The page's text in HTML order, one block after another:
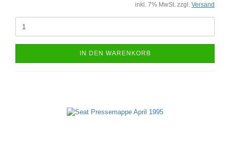
inkl. 7% MwSt. zzgl. Versand
IN DEN WARENKORB